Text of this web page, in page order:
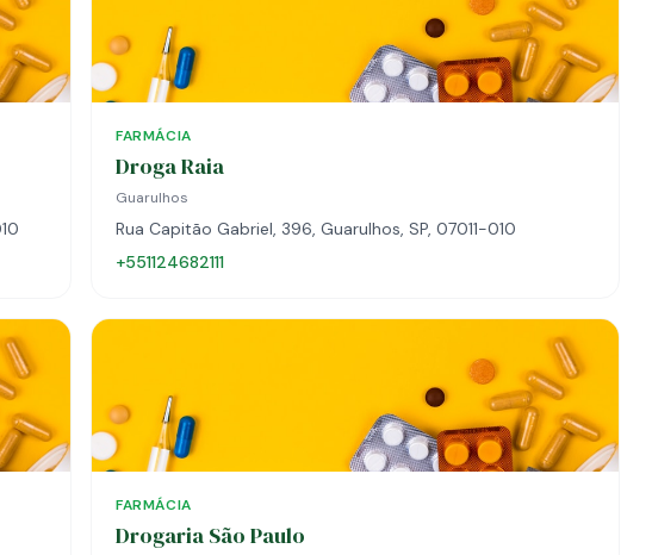
FARMÁCIA
Droga Raia
Guarulhos
Rua Capitão Gabriel, 396, Guarulhos, SP, 07011-010
+551124682111
FARMÁCIA
Drogaria São Paulo